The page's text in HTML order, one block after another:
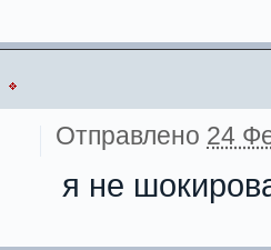
Отправлено 24
я не